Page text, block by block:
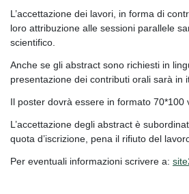
L’accettazione dei lavori, in forma di
loro attribuzione alle sessioni parallele
scientifico.
Anche se gli abstract sono richiesti in
presentazione dei contributi orali sarà in
Il poster dovrà essere in formato 70*100
L’accettazione degli abstract è
quota d’iscrizione, pena il rifiuto del
Per eventuali informazioni scrivere a: